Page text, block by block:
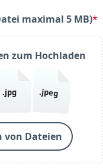
maximal 5 MB)*
zum Hochladen
.jpg .jpeg
von Dateien